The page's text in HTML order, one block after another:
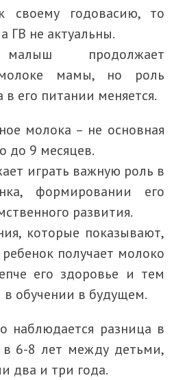
своему годовасию, то
ГВ не актуальны.
продолжает
мамы, но роль
в его питании меняется.
молока – не основная
до 9 месяцев.
играть важную роль в
формировании его
развития.
которые показывают,
получает молоко
его здоровье и тем
в обучении в будущем.
наблюдается разница в
6-8 лет между детьми,
два и три года.